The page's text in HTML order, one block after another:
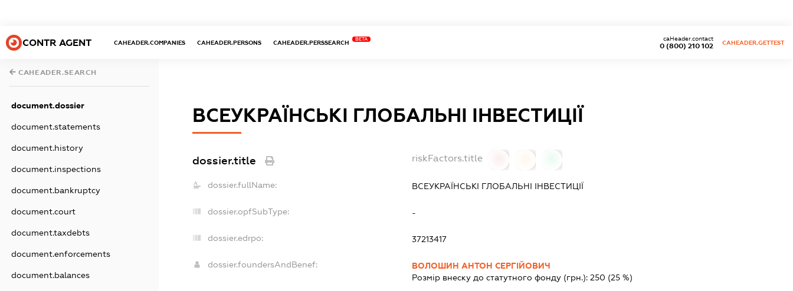
CONTR AGENT CAHEADER.COMPANIES CAHEADER.PERSONS CAHEADER.PERSSEARCH
BETA
0 (800) 210 102
caHeader.contact
CAHEADER.GETTEST
CAHEADER.SEARCH
document.dossier
document.statements
document.history
document.inspections
document.bankruptcy
document.court
document.taxdebts
document.enforcements
document.balances
ВСЕУКРАЇНСЬКІ ГЛОБАЛЬНІ ІНВЕСТИЦІЇ
dossier.title riskFactors.title
dossier.fullName: ВСЕУКРАЇНСЬКІ ГЛОБАЛЬНІ ІНВЕСТИЦІЇ
dossier.opfSubType: -
dossier.edrpo: 37213417
dossier.foundersAndBenef:
ВОЛОШИН АНТОН СЕРГІЙОВИЧ
Розмір внеску до статутного фонду (грн.): 250 (25 %)